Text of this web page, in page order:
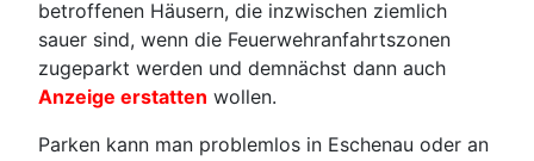
betroffenen Häusern, die inzwischen ziemlich
sauer sind, wenn die Feuerwehranfahrtszonen
zugeparkt werden und demnächst dann auch
Anzeige erstatten wollen.
Parken kann man problemlos in Eschenau oder an